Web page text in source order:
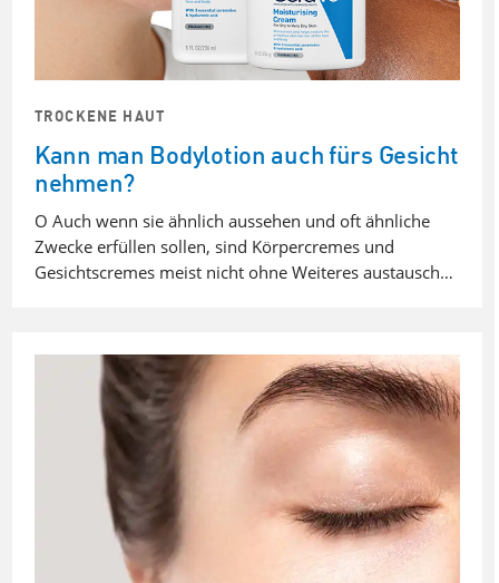
TROCKENE HAUT
Kann man Bodylotion auch fürs Gesicht
nehmen?
O Auch wenn sie ähnlich aussehen und oft ähnliche
Zwecke erfüllen sollen, sind Körpercremes und
Gesichtscremes meist nicht ohne Weiteres austausch…